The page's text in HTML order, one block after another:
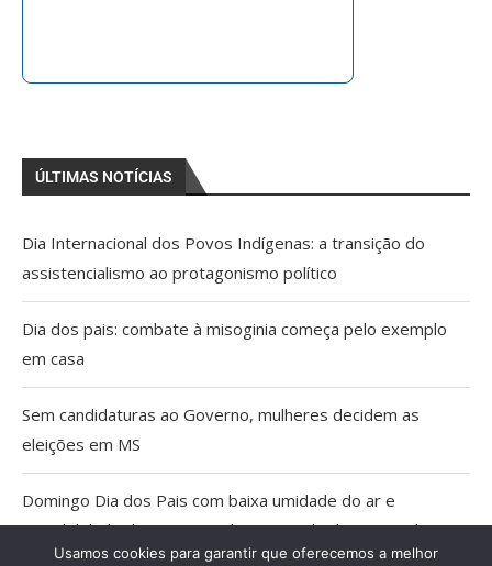
ÚLTIMAS NOTÍCIAS
Dia Internacional dos Povos Indígenas: a transição do
assistencialismo ao protagonismo político
Dia dos pais: combate à misoginia começa pelo exemplo
em casa
Sem candidaturas ao Governo, mulheres decidem as
eleições em MS
Domingo Dia dos Pais com baixa umidade do ar e
possibilidade de tempestade no Estado do Pantanal
Usamos cookies para garantir que oferecemos a melhor